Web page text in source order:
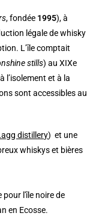
, fondée 1995), à
légale de whisky
L’île comptait
stills) au XIXe
l’isolement et à la
sont accessibles au
distillery) et une
whiskys et bières